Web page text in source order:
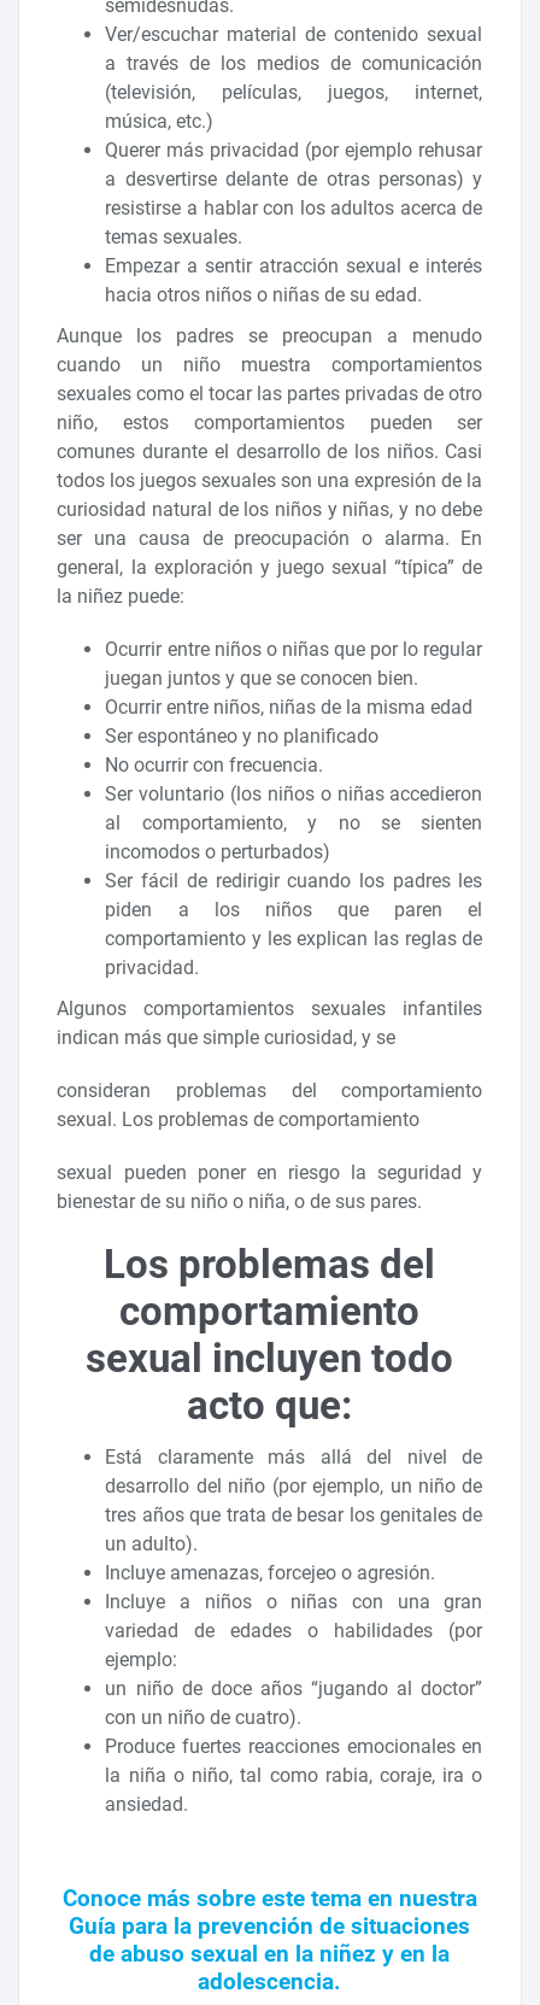
semidesnudas.
Ver/escuchar material de contenido sexual
a través de los medios de comunicación
(televisión, películas, juegos, internet,
música, etc.)
Querer más privacidad (por ejemplo rehusar
a desvertirse delante de otras personas) y
resistirse a hablar con los adultos acerca de
temas sexuales.
Empezar a sentir atracción sexual e interés
hacia otros niños o niñas de su edad.
Aunque los padres se preocupan a menudo
cuando un niño muestra comportamientos
sexuales como el tocar las partes privadas de otro
niño, estos comportamientos pueden ser
comunes durante el desarrollo de los niños. Casi
todos los juegos sexuales son una expresión de la
curiosidad natural de los niños y niñas, y no debe
ser una causa de preocupación o alarma. En
general, la exploración y juego sexual “típica” de
la niñez puede:
Ocurrir entre niños o niñas que por lo regular
juegan juntos y que se conocen bien.
Ocurrir entre niños, niñas de la misma edad
Ser espontáneo y no planificado
No ocurrir con frecuencia.
Ser voluntario (los niños o niñas accedieron
al comportamiento, y no se sienten
incomodos o perturbados)
Ser fácil de redirigir cuando los padres les
piden a los niños que paren el
comportamiento y les explican las reglas de
privacidad.
Algunos comportamientos sexuales infantiles
indican más que simple curiosidad, y se
consideran problemas del comportamiento
sexual. Los problemas de comportamiento
sexual pueden poner en riesgo la seguridad y
bienestar de su niño o niña, o de sus pares.
Los problemas del
comportamiento
sexual incluyen todo
acto que:
Está claramente más allá del nivel de
desarrollo del niño (por ejemplo, un niño de
tres años que trata de besar los genitales de
un adulto).
Incluye amenazas, forcejeo o agresión.
Incluye a niños o niñas con una gran
variedad de edades o habilidades (por
ejemplo:
un niño de doce años “jugando al doctor”
con un niño de cuatro).
Produce fuertes reacciones emocionales en
la niña o niño, tal como rabia, coraje, ira o
ansiedad.
Conoce más sobre este tema en nuestra
Guía para la prevención de situaciones
de abuso sexual en la niñez y en la
adolescencia.